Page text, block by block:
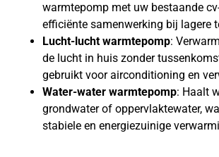
warmtepomp met uw bestaande
efficiënte samenwerking bij lagere
Lucht-lucht warmtepomp:
de lucht in huis zonder
gebruikt voor airconditioning en
Water-water warmtepomp: Haalt
grondwater of oppervlaktewater,
stabiele en energiezuinige